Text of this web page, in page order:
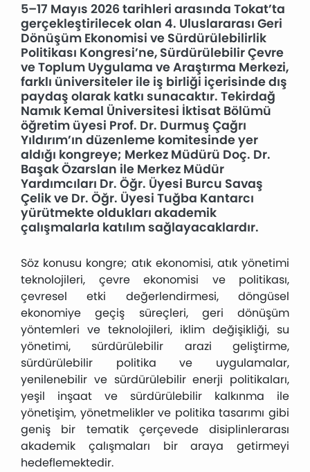
5–17 Mayıs 2026 tarihleri arasında Tokat’ta
gerçekleştirilecek olan 4. Uluslararası Geri
Dönüşüm Ekonomisi ve Sürdürülebilirlik
Politikası Kongresi’ne, Sürdürülebilir Çevre
ve Toplum Uygulama ve Araştırma Merkezi,
farklı üniversiteler ile iş birliği içerisinde dış
paydaş olarak katkı sunacaktır. Tekirdağ
Namık Kemal Üniversitesi İktisat Bölümü
öğretim üyesi Prof. Dr. Durmuş Çağrı
Yıldırım’ın düzenleme komitesinde yer
aldığı kongreye; Merkez Müdürü Doç. Dr.
Başak Özarslan ile Merkez Müdür
Yardımcıları Dr. Öğr. Üyesi Burcu Savaş
Çelik ve Dr. Öğr. Üyesi Tuğba Kantarcı
yürütmekte oldukları akademik
çalışmalarla katılım sağlayacaklardır.
Söz konusu kongre; atık ekonomisi, atık yönetimi
teknolojileri, çevre ekonomisi ve politikası,
çevresel etki değerlendirmesi, döngüsel
ekonomiye geçiş süreçleri, geri dönüşüm
yöntemleri ve teknolojileri, iklim değişikliği, su
yönetimi, sürdürülebilir arazi geliştirme,
sürdürülebilir politika ve uygulamalar,
yenilenebilir ve sürdürülebilir enerji politikaları,
yeşil inşaat ve sürdürülebilir kalkınma ile
yönetişim, yönetmelikler ve politika tasarımı gibi
geniş bir tematik çerçevede disiplinlerarası
akademik çalışmaları bir araya getirmeyi
hedeflemektedir.